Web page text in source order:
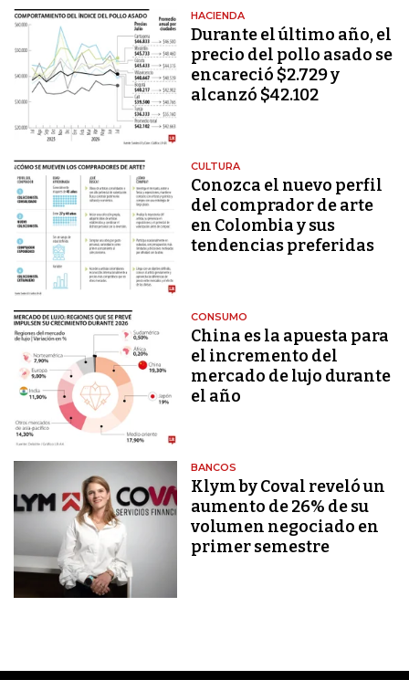
HACIENDA
Durante el último año, el
precio del pollo asado se
encareció $2.729 y
alcanzó $42.102
CULTURA
Conozca el nuevo perfil
del comprador de arte
en Colombia y sus
tendencias preferidas
CONSUMO
China es la apuesta para
el incremento del
mercado de lujo durante
el año
BANCOS
Klym by Coval reveló un
aumento de 26% de su
volumen negociado en
primer semestre